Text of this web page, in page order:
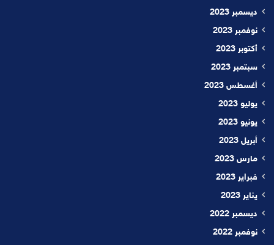
ديسمبر 2023
نوفمبر 2023
أكتوبر 2023
سبتمبر 2023
أغسطس 2023
يوليو 2023
يونيو 2023
أبريل 2023
مارس 2023
فبراير 2023
يناير 2023
ديسمبر 2022
نوفمبر 2022